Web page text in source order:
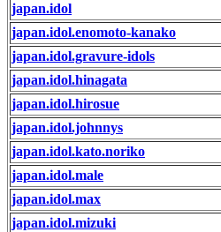
japan.idol
japan.idol.enomoto-kanako
japan.idol.gravure-idols
japan.idol.hinagata
japan.idol.hirosue
japan.idol.johnnys
japan.idol.kato.noriko
japan.idol.male
japan.idol.max
japan.idol.mizuki